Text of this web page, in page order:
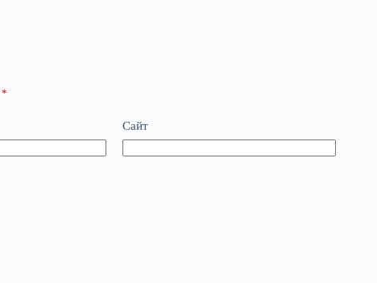
*
Сайт